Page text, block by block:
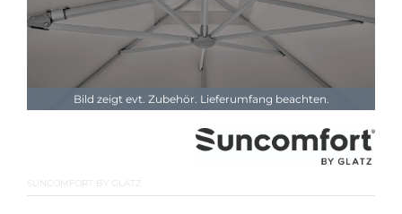
Bild zeigt evt. Zubehör. Lieferumfang beachten.
SUNCOMFORT BY GLATZ